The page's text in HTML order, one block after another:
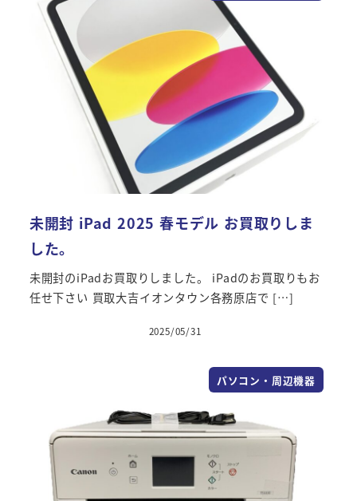
未開封 iPad 2025 春モデル お買取りしま
した。
未開封のiPadお買取りしました。 iPadのお買取りもお
任せ下さい 買取大吉イオンタウン各務原店で […]
2025/05/31
パソコン・周辺機器